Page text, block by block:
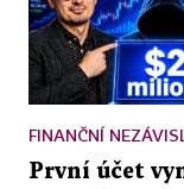
FINANČNÍ
První účet